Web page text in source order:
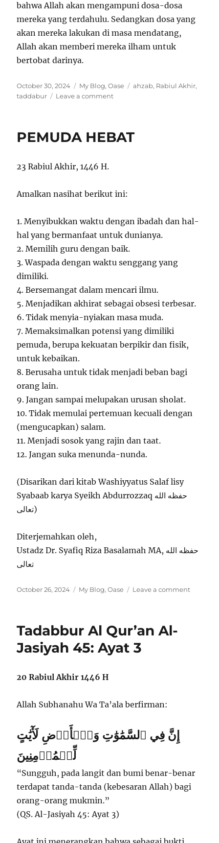
bahwa Allah akan mengampuni dosa-dosa
mereka yang terdahulu. Sedangkan dosa yang
akan mereka lakukan di masa mendatang,
Allah akan memberi mereka ilham untuk
bertobat darinya.
Posted
on
October 30, 2024 Categories
My Blog,Oase Tags
ahzab, Rabiul Akhir,
taddabur
Leave a commenton
Surat
PEMUDA HEBAT
23 Rabiul Akhir, 1446 H.
Amalkan nasihat berikut ini:
1. Menyibukkan waktu dengan ibadah dan hal-
hal yang bermanfaat untuk dunianya.
2. Memilih guru dengan baik.
3. Waspada dengan waktu senggang yang
dimiliki.
4. Bersemangat dalam mencari ilmu.
5. Menjadikan akhirat sebagai obsesi terbesar.
6. Tidak menyia-nyiakan masa muda.
7. Memaksimalkan potensi yang dimiliki
pemuda, berupa kekuatan berpikir dan fisik,
untuk kebaikan.
8. Berusaha untuk tidak menjadi beban bagi
orang lain.
9. Jangan sampai melupakan urusan sholat.
10. Tidak memulai pertemuan kecuali dengan
(mengucapkan) salam.
11. Menjadi sosok yang rajin dan taat.
12. Jangan suka menunda-nunda.
(Disarikan dari kitab Washiyyatus Salaf lisy
Syabaab karya Syeikh Abdurrozzaq حفظه الله
تعالى)
Diterjemahkan oleh,
Ustadz Dr. Syafiq Riza Basalamah MA, حفظه الله
تعالى
Posted
October 26, 2024 Categories
My Blog,Oase Leave a commenton
Tadabbur Al Qur’an Al-
Jasiyah 45: Ayat 3
20 Rabiul Akhir 1446 H
Allah Subhanahu Wa Ta’ala berfirman:
إِنَّ فِي ٱلسَّمَٰوَٰتِ وَٱلۡأَرۡضِ لَأٓيَٰتٍ
لِّلۡمُؤۡمِنِينَ
“Sungguh, pada langit dan bumi benar-benar
terdapat tanda-tanda (kebesaran Allah) bagi
orang-orang mukmin.”
(QS. Al-Jasiyah 45: Ayat 3)